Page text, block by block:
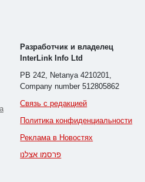
Разработчик и владелец
InterLink Info Ltd
PB 242, Netanya 4210201,
Company number 512805862
Связь с редакцией
Политика конфиденциальности
Реклама в Новостях
פרסמו אצלנו